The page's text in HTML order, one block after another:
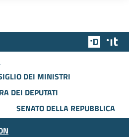
Team
DEI MINISTRI
DEI DEPUTATI
SENATO DELLA REPUBBLICA